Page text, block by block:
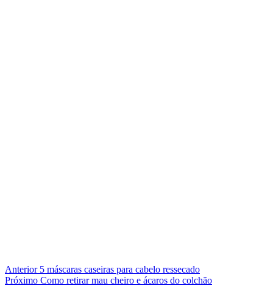
Anterior5 máscaras caseiras para cabelo ressecado
Próximo Como retirar mau cheiro e ácaros do colchão